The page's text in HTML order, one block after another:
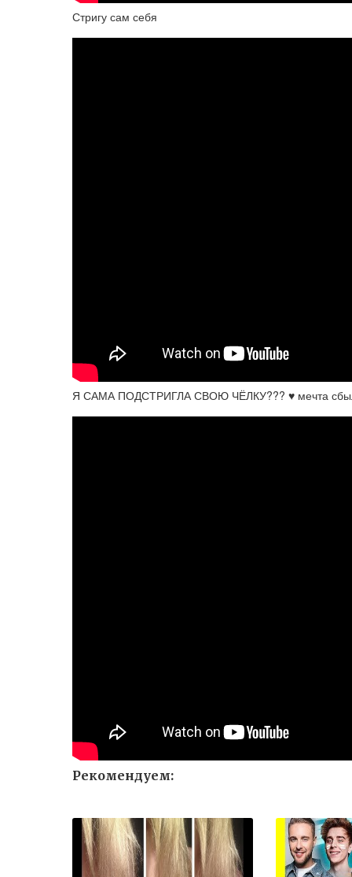
Стригу сам себя
Я САМА ПОДСТРИГЛА СВОЮ ЧЁЛКУ??? ♥ мечта
Рекомендуем: